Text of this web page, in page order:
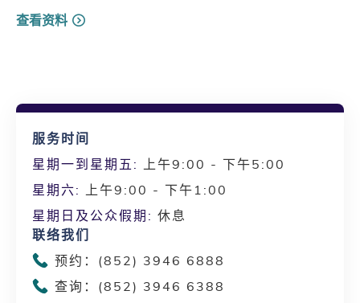
查看资料
服务时间
星期一到星期五: 上午9:00 - 下午5:00
星期六: 上午9:00 - 下午1:00
星期日及公众假期: 休息
联络我们
预约：(852) 3946 6888
查询：(852) 3946 6388